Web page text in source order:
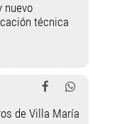
nuevo
técnica
de Villa María